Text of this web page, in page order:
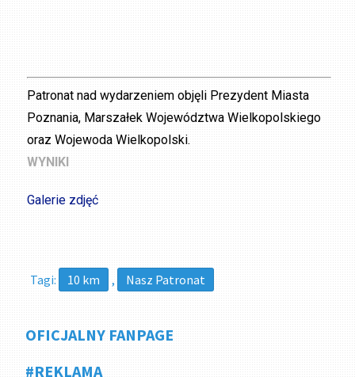
Patronat nad wydarzeniem objęli Prezydent Miasta
Poznania, Marszałek Województwa Wielkopolskiego
oraz Wojewoda Wielkopolski.
WYNIKI
Galerie zdjęć
Tagi: 10 km , Nasz Patronat
OFICJALNY FANPAGE
#REKLAMA